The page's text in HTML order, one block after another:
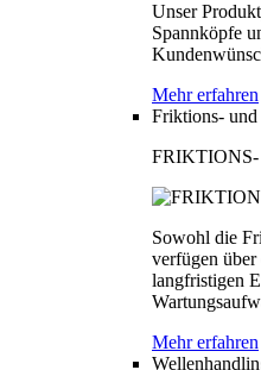
Unser
Spannköpfe
Mehr erfahren
Friktions- und
Sowohl die
verfügen über
langfristigen
Mehr erfahren